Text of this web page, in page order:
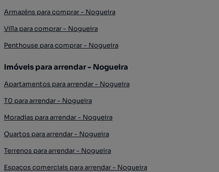
Armazéns para comprar - Nogueira
Villa para comprar - Nogueira
Penthouse para comprar - Nogueira
Imóveis para arrendar - Nogueira
Apartamentos para arrendar - Nogueira
T0 para arrendar - Nogueira
Moradias para arrendar - Nogueira
Quartos para arrendar - Nogueira
Terrenos para arrendar - Nogueira
Espaços comerciais para arrendar - Nogueira